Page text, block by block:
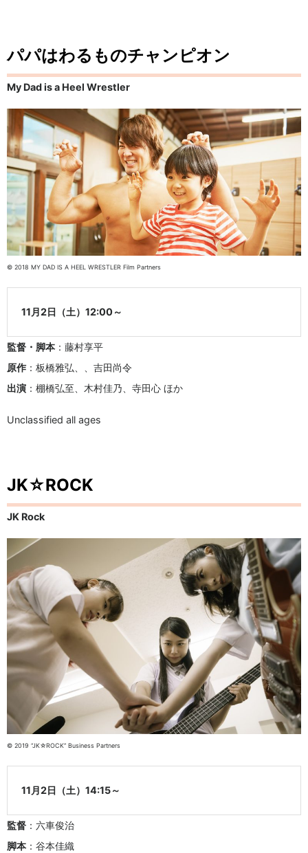
パパはわるものチャンピオン
My Dad is a Heel Wrestler
© 2018 MY DAD IS A HEEL WRESTLER Film Partners
11月2日（土）12:00～
監督・脚本：藤村享平
原作：板橋雅弘、、吉田尚令
出演 ：棚橋弘至、木村佳乃、寺田心 ほか
Unclassified all ages
JK☆ROCK
JK Rock
© 2019 “JK☆ROCK” Business Partners
11月2日（土）14:15～
監督 ：六車俊治
脚本：谷本佳織